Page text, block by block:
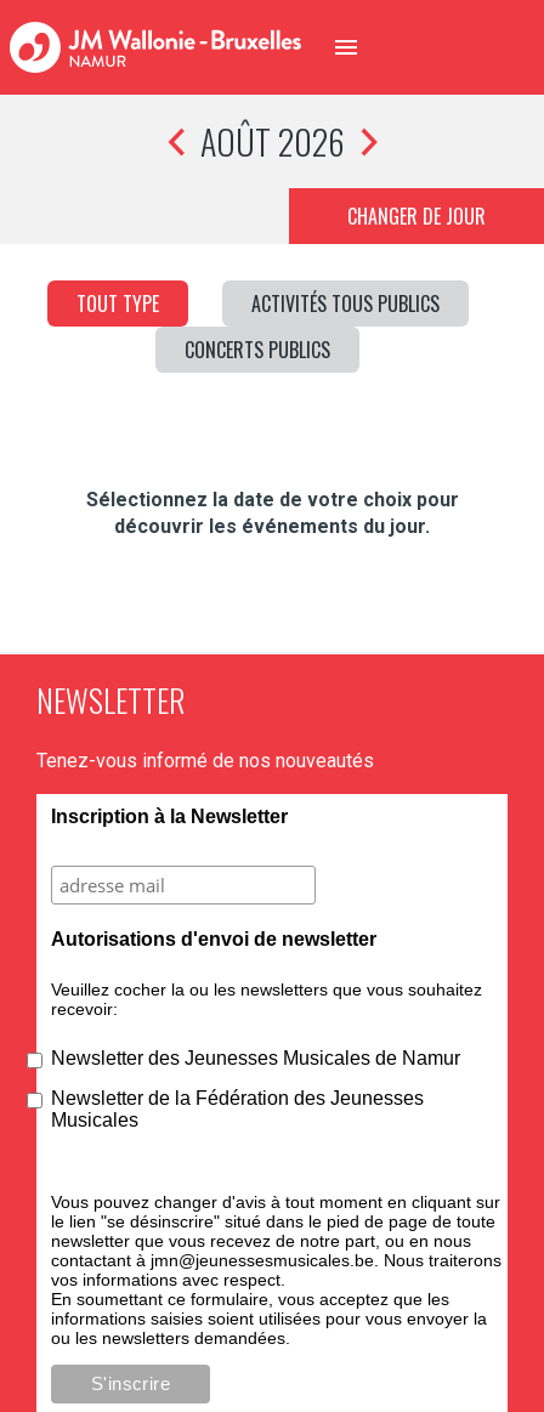
AOÛT 2026
CHANGER DE JOUR
TOUT TYPE
ACTIVITÉS TOUS PUBLICS
CONCERTS PUBLICS
Sélectionnez la date de votre choix pour
découvrir les événements du jour.
NEWSLETTER
Tenez-vous informé de nos nouveautés
Inscription à la Newsletter
Autorisations d'envoi de newsletter
Veuillez cocher la ou les newsletters que vous souhaitez
recevoir:
Newsletter des Jeunesses Musicales de Namur
Newsletter de la Fédération des Jeunesses
Musicales
Vous pouvez changer d'avis à tout moment en cliquant sur
le lien "se désinscrire" situé dans le pied de page de toute
newsletter que vous recevez de notre part, ou en nous
contactant à jmn@jeunessesmusicales.be. Nous traiterons
vos informations avec respect.
En soumettant ce formulaire, vous acceptez que les
informations saisies soient utilisées pour vous envoyer la
ou les newsletters demandées.